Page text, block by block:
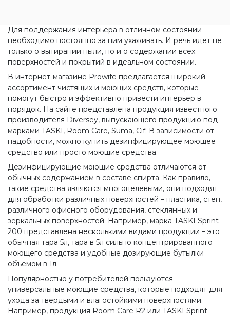
Для поддержания интерьера в отличном состоянии
необходимо постоянно за ним ухаживать. И речь идет не
только о вытирании пыли, но и о содержании всех
поверхностей и покрытий в идеальном состоянии.
В интернет-магазине Prowife предлагается широкий
ассортимент чистящих и моющих средств, которые
помогут быстро и эффективно привести интерьер в
порядок. На сайте представлена продукция известного
производителя Diversey, выпускающего продукцию под
марками TASKI, Room Care, Suma, Cif. В зависимости от
надобности, можно купить дезинфицирующее моющее
средство или просто моющие средства.
Дезинфицирующие моющие средства отличаются от
обычных содержанием в составе спирта. Как правило,
такие средства являются многоцелевыми, они подходят
для обработки различных поверхностей – пластика, стен,
различного офисного оборудования, стеклянных и
зеркальных поверхностей. Например, марка TASKI Sprint
200 представлена несколькими видами продукции – это
обычная тара 5л, тара в 5л сильно концентрированного
моющего средства и удобные дозирующие бутылки
объемом в 1л.
Популярностью у потребителей пользуются
универсальные моющие средства, которые подходят для
ухода за твердыми и влагостойкими поверхностями.
Например, продукция Room Care R2 или TASKI Sprint